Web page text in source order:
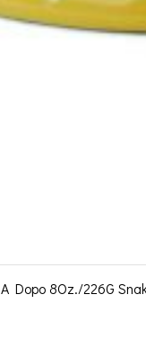
A Dopo 8Oz./226G